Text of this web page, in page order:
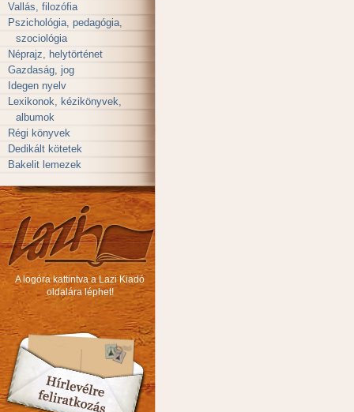
Vallás, filozófia
Pszichológia, pedagógia,
szociológia
Néprajz, helytörténet
Gazdaság, jog
Idegen nyelv
Lexikonok, kézikönyvek,
albumok
Régi könyvek
Dedikált kötetek
Bakelit lemezek
A logóra kattintva a Lazi Kiadó
oldalára léphet!